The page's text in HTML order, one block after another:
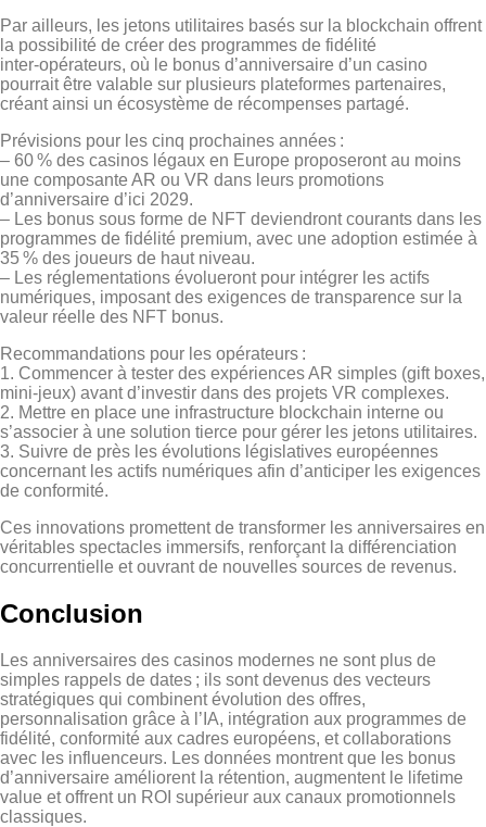
Par ailleurs, les jetons utilitaires basés sur la blockchain offrent
la possibilité de créer des programmes de fidélité
inter‑opérateurs, où le bonus d’anniversaire d’un casino
pourrait être valable sur plusieurs plateformes partenaires,
créant ainsi un écosystème de récompenses partagé.
Prévisions pour les cinq prochaines années :
– 60 % des casinos légaux en Europe proposeront au moins
une composante AR ou VR dans leurs promotions
d’anniversaire d’ici 2029.
– Les bonus sous forme de NFT deviendront courants dans les
programmes de fidélité premium, avec une adoption estimée à
35 % des joueurs de haut niveau.
– Les réglementations évolueront pour intégrer les actifs
numériques, imposant des exigences de transparence sur la
valeur réelle des NFT bonus.
Recommandations pour les opérateurs :
1. Commencer à tester des expériences AR simples (gift boxes,
mini‑jeux) avant d’investir dans des projets VR complexes.
2. Mettre en place une infrastructure blockchain interne ou
s’associer à une solution tierce pour gérer les jetons utilitaires.
3. Suivre de près les évolutions législatives européennes
concernant les actifs numériques afin d’anticiper les exigences
de conformité.
Ces innovations promettent de transformer les anniversaires en
véritables spectacles immersifs, renforçant la différenciation
concurrentielle et ouvrant de nouvelles sources de revenus.
Conclusion
Les anniversaires des casinos modernes ne sont plus de
simples rappels de dates ; ils sont devenus des vecteurs
stratégiques qui combinent évolution des offres,
personnalisation grâce à l’IA, intégration aux programmes de
fidélité, conformité aux cadres européens, et collaborations
avec les influenceurs. Les données montrent que les bonus
d’anniversaire améliorent la rétention, augmentent le lifetime
value et offrent un ROI supérieur aux canaux promotionnels
classiques.